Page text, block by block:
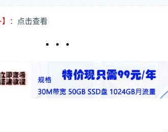
： 点击查看